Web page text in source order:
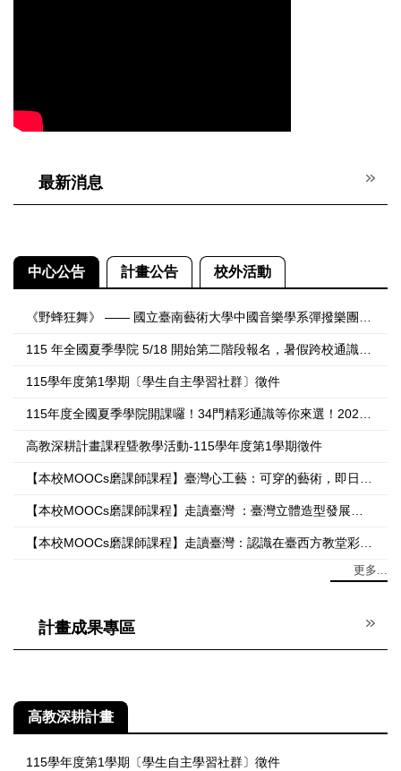
最新消息
中心公告 計畫公告 校外活動
《野蜂狂舞》 —— 國立臺南藝術大學中國音樂學系彈撥樂團線上音樂會
115 年全國夏季學院 5/18 開始第二階段報名，暑假跨校通識抵學分！Summer College Phase 2 registration starts May 18 — cross-university credit opportunities this summer!
115學年度第1學期〔學生自主學習社群〕徵件
115年度全國夏季學院開課囉！34門精彩通識等你來選！2026 Summer College Is Now Open! 34 Exciting General Education Courses Await You!
高教深耕計畫課程曁教學活動-115學年度第1學期徵件
【本校MOOCs磨課師課程】臺灣心工藝：可穿的藝術，即日起開放線上報名
【本校MOOCs磨課師課程】走讀臺灣 ：臺灣立體造型發展，即日起開放線上報名
【本校MOOCs磨課師課程】走讀臺灣：認識在臺西方教堂彩繪玻璃，即日起開放線上報名
更多...
計畫成果專區
高教深耕計畫
115學年度第1學期〔學生自主學習社群〕徵件